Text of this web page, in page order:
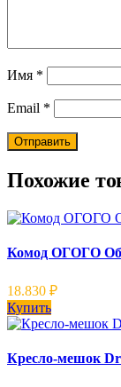
Имя *
Email *
Похожие
Комод ОГОГО
18.830 ₽
Купить
Кресло-мешок